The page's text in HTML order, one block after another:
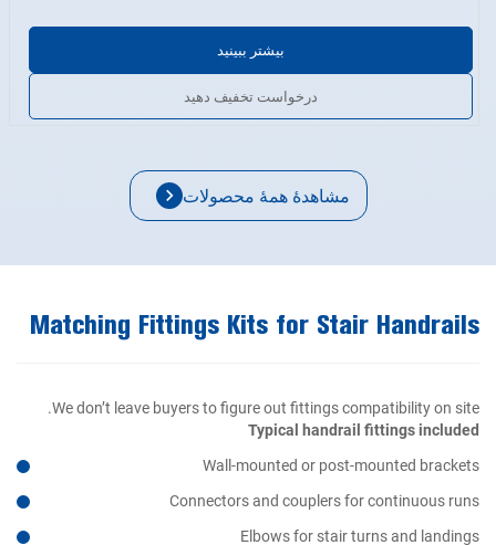
· ضخامت دیوار: ۰.۴ میلی‌متر – ۵.۰ میلی‌متر
: برس‌خورده، آینه‌ای صیقلی، ساتن یا مات صنعتی
تمام اجزا دارای سطوح صاف، بدون خراش و بدون هیچ‌گونه تغییر شکل
هستند. نرده‌های ما می‌توانند به‌گونه‌ای ساخته شوند که از پلان‌های
مارپیچی، مستقیم یا پلکانی (switchback) پیروی کنند و با انواع
بیشتر ببینید
درخواست تخفیف دهید
مشاهدهٔ همهٔ محصولات
Matching Fittings Kits for Stair Handrails
We don’t leave buyers to figure out fittings compatibility on site.
Typical handrail fittings included
Wall-mounted or post-mounted brackets
Connectors and couplers for continuous runs
Elbows for stair turns and landings